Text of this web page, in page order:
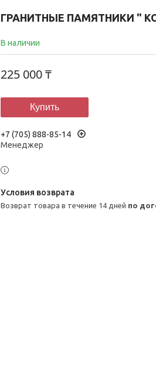
ГРАНИТНЫЕ ПАМЯТНИКИ "
В наличии
225 000 ₸
Купить
+7 (705) 888-85-14
Менеджер
возврат товара в течение 14 дней по